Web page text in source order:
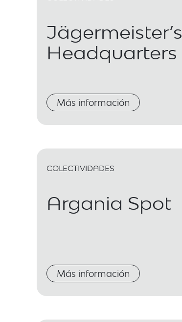
Jägermeister’s
Headquarters
Más información
COLECTIVIDADES
Argania Spot
Más información